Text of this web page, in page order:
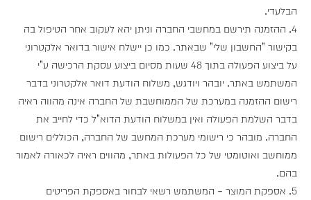
הבלעדי.
4. ההזמנה תירשם במחשבי החברה וניתן יהא לעקוב אחר הטיפול בה
בקישור "החשבון שלי" שבאתר. כמו כן יישלח אישור בדואר אלקטרוני
על ביצוע הפעולה בתוך 48 שעות מסיום ביצוע עסקת הרכישה ע"י
המשתמש באתר. יובהר ויודגש, משלוח הודעת דואר אלקטרוני בדבר
רישום ההזמנה במערכת של הממוחשבת של החברה אינה מהווה ראיה
בדבר השלמת הפעולה ואין במשלוח הודעת הדוא"ל כדי לחייב את
החברה. מובהר כי רישומי מערכת המחשב של החברה, הכוללים רישום
ממוחשב ואוטומטי של כל הפעולות באתר, מהווים ראיה לכאורה לאמור
בהם.
5. אספקת המוצר - המשתמש רשאי לבחור באספקת הפריטים